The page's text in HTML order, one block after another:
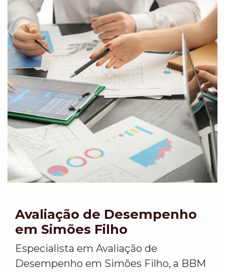
Avaliação de Desempenho
em Simões Filho
Especialista em Avaliação de
Desempenho em Simões Filho, a BBM